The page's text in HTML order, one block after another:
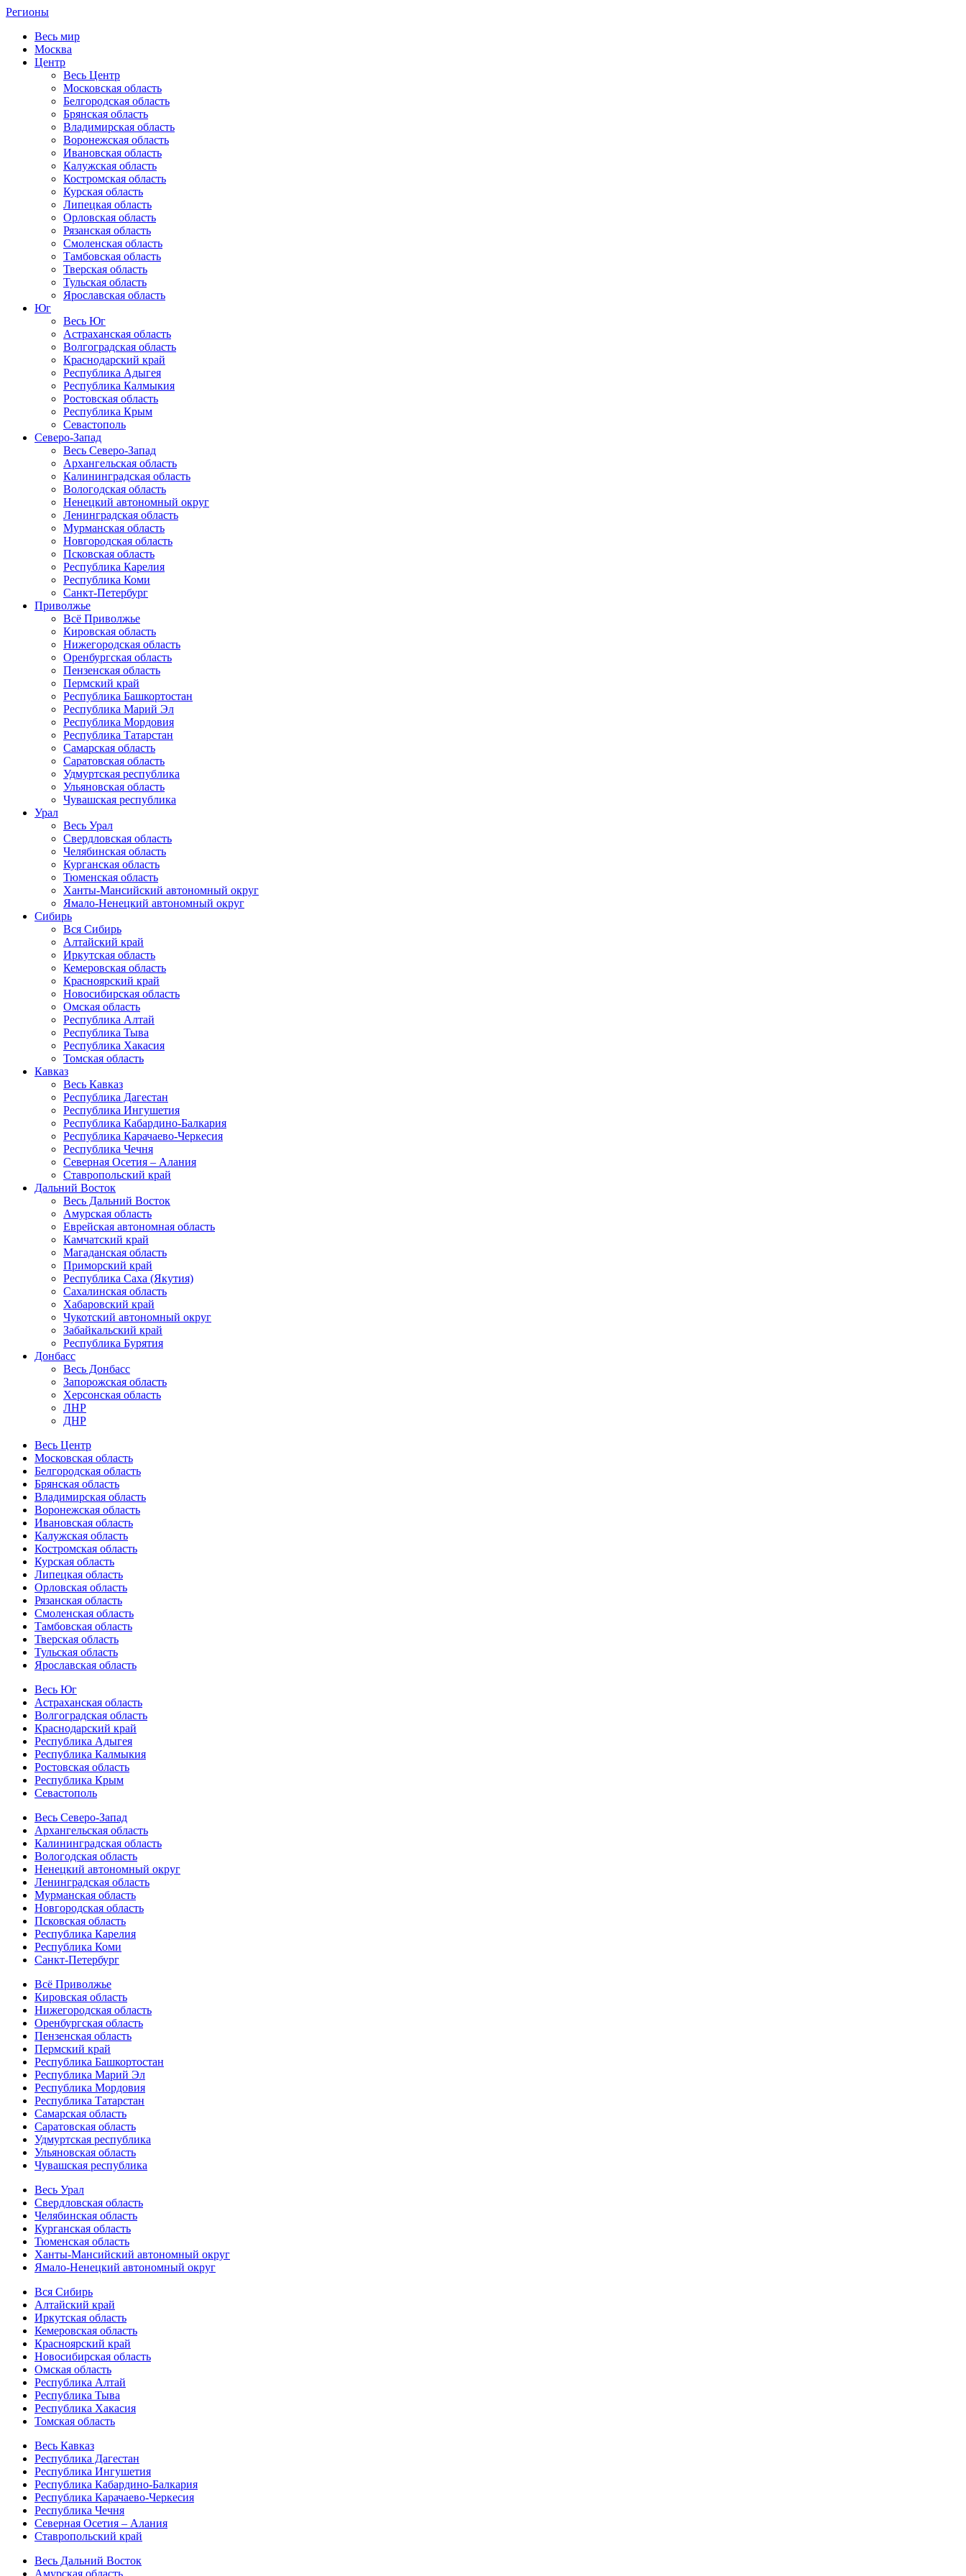
Регионы
Весь мир
Москва
Центр
Весь Центр
Московская область
Белгородская область
Брянская область
Владимирская область
Воронежская область
Ивановская область
Калужская область
Костромская область
Курская область
Липецкая область
Орловская область
Рязанская область
Смоленская область
Тамбовская область
Тверская область
Тульская область
Ярославская область
Юг
Весь Юг
Астраханская область
Волгоградская область
Краснодарский край
Республика Адыгея
Республика Калмыкия
Ростовская область
Республика Крым
Севастополь
Северо-Запад
Весь Северо-Запад
Архангельская область
Калининградская область
Вологодская область
Ненецкий автономный округ
Ленинградская область
Мурманская область
Новгородская область
Псковская область
Республика Карелия
Республика Коми
Санкт-Петербург
Приволжье
Всё Приволжье
Кировская область
Нижегородская область
Оренбургская область
Пензенская область
Пермский край
Республика Башкортостан
Республика Марий Эл
Республика Мордовия
Республика Татарстан
Самарская область
Саратовская область
Удмуртская республика
Ульяновская область
Чувашская республика
Урал
Весь Урал
Свердловская область
Челябинская область
Курганская область
Тюменская область
Ханты-Мансийский автономный округ
Ямало-Ненецкий автономный округ
Сибирь
Вся Сибирь
Алтайский край
Иркутская область
Кемеровская область
Красноярский край
Новосибирская область
Омская область
Республика Алтай
Республика Тыва
Республика Хакасия
Томская область
Кавказ
Весь Кавказ
Республика Дагестан
Республика Ингушетия
Республика Кабардино-Балкария
Республика Карачаево-Черкесия
Республика Чечня
Северная Осетия – Алания
Ставропольский край
Дальний Восток
Весь Дальний Восток
Амурская область
Еврейская автономная область
Камчатский край
Магаданская область
Приморский край
Республика Саха (Якутия)
Сахалинская область
Хабаровский край
Чукотский автономный округ
Забайкальский край
Республика Бурятия
Донбасс
Весь Донбасс
Запорожская область
Херсонская область
ЛНР
ДНР
Весь Центр
Московская область
Белгородская область
Брянская область
Владимирская область
Воронежская область
Ивановская область
Калужская область
Костромская область
Курская область
Липецкая область
Орловская область
Рязанская область
Смоленская область
Тамбовская область
Тверская область
Тульская область
Ярославская область
Весь Юг
Астраханская область
Волгоградская область
Краснодарский край
Республика Адыгея
Республика Калмыкия
Ростовская область
Республика Крым
Севастополь
Весь Северо-Запад
Архангельская область
Калининградская область
Вологодская область
Ненецкий автономный округ
Ленинградская область
Мурманская область
Новгородская область
Псковская область
Республика Карелия
Республика Коми
Санкт-Петербург
Всё Приволжье
Кировская область
Нижегородская область
Оренбургская область
Пензенская область
Пермский край
Республика Башкортостан
Республика Марий Эл
Республика Мордовия
Республика Татарстан
Самарская область
Саратовская область
Удмуртская республика
Ульяновская область
Чувашская республика
Весь Урал
Свердловская область
Челябинская область
Курганская область
Тюменская область
Ханты-Мансийский автономный округ
Ямало-Ненецкий автономный округ
Вся Сибирь
Алтайский край
Иркутская область
Кемеровская область
Красноярский край
Новосибирская область
Омская область
Республика Алтай
Республика Тыва
Республика Хакасия
Томская область
Весь Кавказ
Республика Дагестан
Республика Ингушетия
Республика Кабардино-Балкария
Республика Карачаево-Черкесия
Республика Чечня
Северная Осетия – Алания
Ставропольский край
Весь Дальний Восток
Амурская область